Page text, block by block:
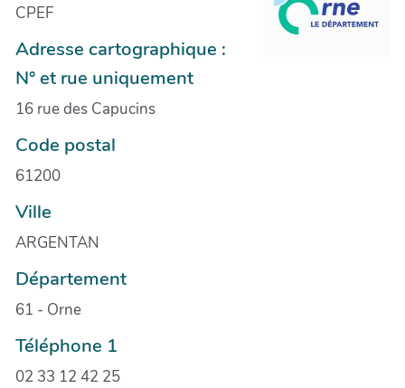
CPEF
Adresse cartographique :
N° et rue uniquement
16 rue des Capucins
Code postal
61200
Ville
ARGENTAN
Département
61 - Orne
Téléphone 1
02 33 12 42 25